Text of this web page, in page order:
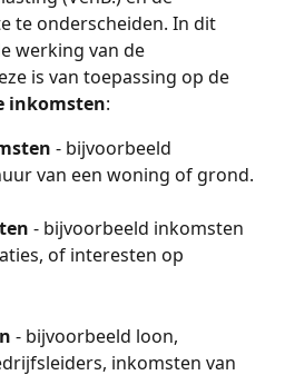
te onderscheiden. In dit
werking van de
is van toepassing op de
inkomsten:
- bijvoorbeeld
van een woning of grond.
- bijvoorbeeld inkomsten
of interesten op
- bijvoorbeeld loon,
inkomsten van